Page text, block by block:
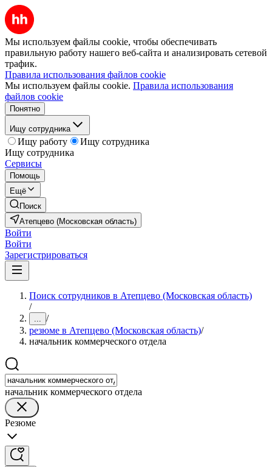
Мы используем файлы cookie, чтобы обеспечивать
правильную работу нашего веб-сайта и анализировать сетевой
трафик.
Правила использования файлов cookie
Мы используем файлы cookie. Правила использования
файлов cookie
Понятно
Ищу сотрудника
Ищу работу
Ищу сотрудника
Ищу сотрудника
Сервисы
Помощь
Ещё
Поиск
Атепцево (Московская область)
Войти
Войти
Зарегистрироваться
Поиск сотрудников в Атепцево (Московская область)
/
... /
резюме в Атепцево (Московская область)/
начальник коммерческого отдела
начальник коммерческого отдела
Резюме